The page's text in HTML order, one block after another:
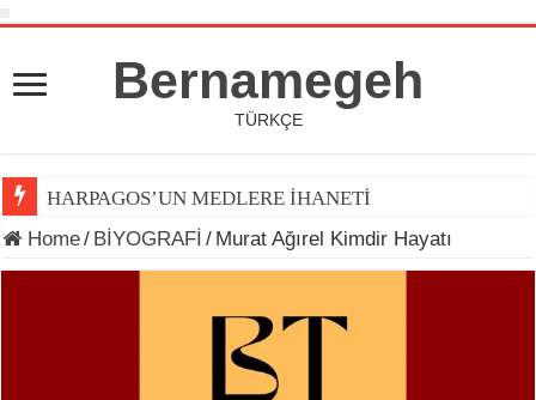
Bernamegeh
TÜRKÇE
HARPAGOS’UN MEDLERE İHANETİ
Home/ BİYOGRAFİ / Murat Ağırel Kimdir Hayatı